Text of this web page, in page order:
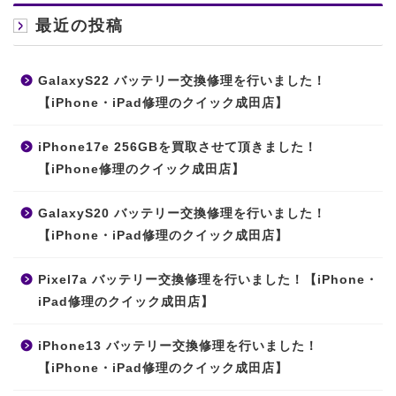
最近の投稿
GalaxyS22 バッテリー交換修理を行いました！
【iPhone・iPad修理のクイック成田店】
iPhone17e 256GBを買取させて頂きました！
【iPhone修理のクイック成田店】
GalaxyS20 バッテリー交換修理を行いました！
【iPhone・iPad修理のクイック成田店】
Pixel7a バッテリー交換修理を行いました！【iPhone・
iPad修理のクイック成田店】
iPhone13 バッテリー交換修理を行いました！
【iPhone・iPad修理のクイック成田店】